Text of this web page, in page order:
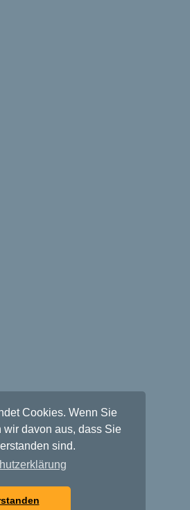
Cookies. Wenn Sie
wir davon aus, dass Sie
sind.